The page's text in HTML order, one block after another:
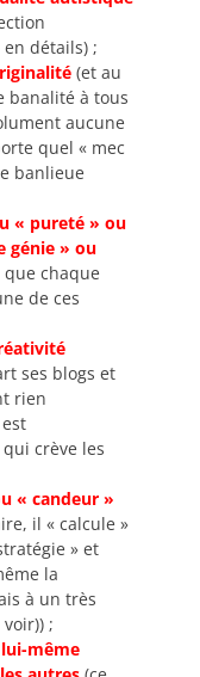
en détails) ;
(et au
banalité à tous
aucune
quel « mec
banlieue
« pureté » ou
génie » ou
que chaque
de ces
ses blogs et
rien
crève les
« candeur »
il « calcule »
» et
la
à un très
;
même